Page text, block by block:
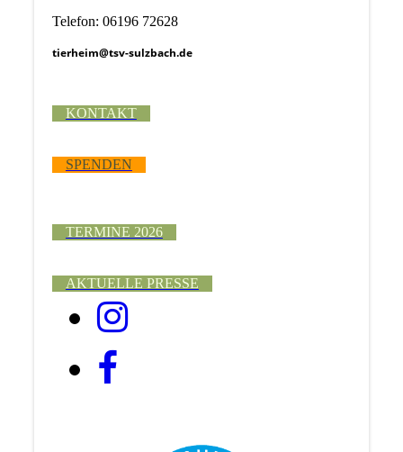
Telefon: 06196 72628
tierheim@tsv-sulzbach.de
KONTAKT
SPENDEN
TERMINE 2026
AKTUELLE PRESSE